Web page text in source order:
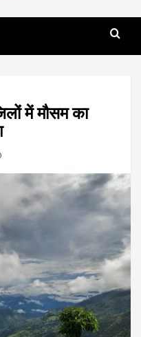
में मौसम का